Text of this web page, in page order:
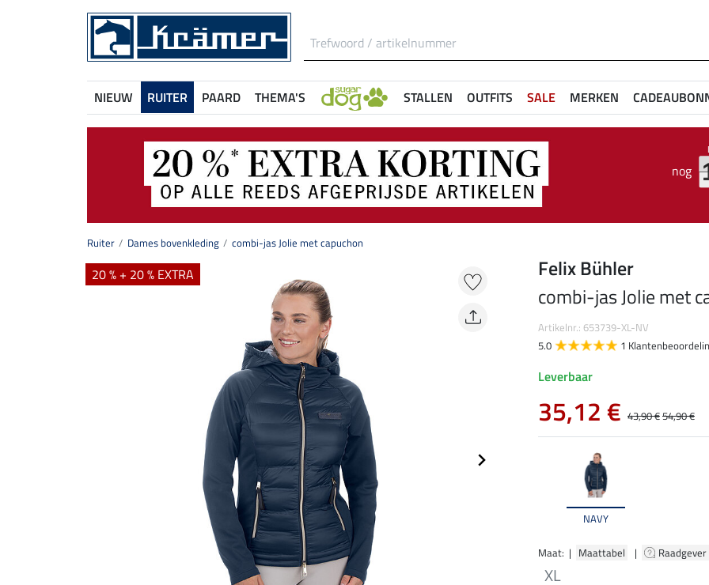
NIEUW RUITER PAARD THEMA'S STALLEN OUTFITS SALE MERKEN
nog
Ruiter Dames bovenkleding combi-jas Jolie met capuchon
20 % + 20 % EXTRA
NAVY
Maat: | Maattabel | Raadgever
XL
Felix Bühler
combi-jas Jolie met
Artikelnr.: 653739-XL-NV
5.0
1
Leverbaar
35,12 € 43,90 €54,90 €